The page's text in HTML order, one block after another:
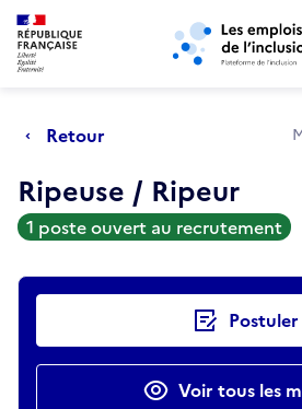
Aller au menu principal Aller au
Retour
Ripeuse / Ripeur
1 poste ouvert au recrutement
Actions rapides Postuler
Voir tous les
Retour au début de la page
Panneau de gestion des cookies